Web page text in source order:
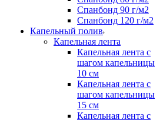
Спанбонд 90 г/м2
Спанбонд 120 г/м2
Капельный полив
Капельная лента
Капельная лента с
шагом капельницы
10 см
Капельная лента с
шагом капельницы
15 см
Капельная лента с